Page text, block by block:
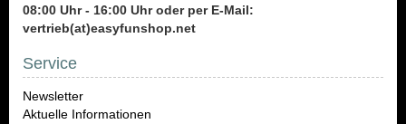
08:00 Uhr - 16:00 Uhr oder per E-Mail:
vertrieb(at)easyfunshop.net
Service
Newsletter
Aktuelle Informationen